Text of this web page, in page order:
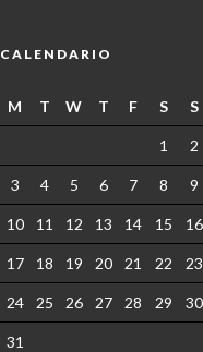
CALENDARIO
M T W T F S S
1 2
3 4 5 6 7 8 9
10 11 12 13 14 15 16
17 18 19 20 21 22 23
24 25 26 27 28 29 30
31